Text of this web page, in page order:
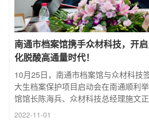
南通市档案馆携手众材科技，开
化脱酸高通量时代！
10月25日，南通市档案馆与众材科技
大生档案保护项目启动会在南通顺利
馆馆长陈海兵、众材科技总经理施文
目协议。
2022-11-01